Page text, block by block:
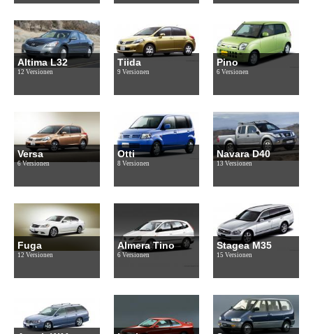
Altima L32
12 Versionen
Tiida
9 Versionen
Pino
6 Versionen
Versa
6 Versionen
Otti
8 Versionen
Navara D40
13 Versionen
Fuga
12 Versionen
Almera Tino
6 Versionen
Stagea M35
15 Versionen